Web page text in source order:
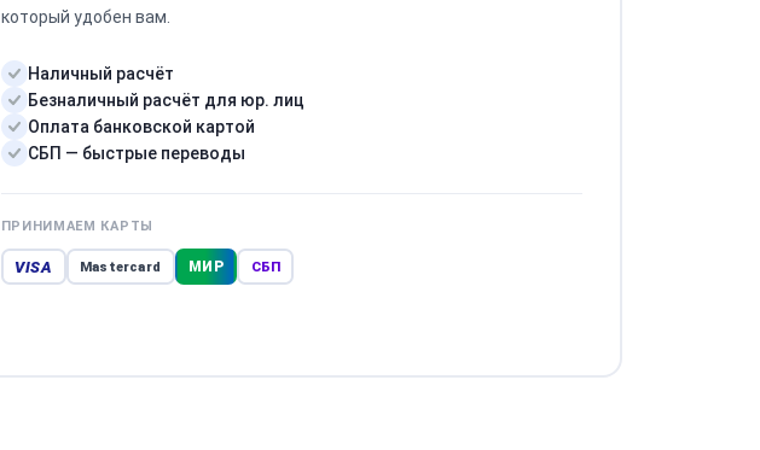
который удобен вам.
Наличный расчёт
Безналичный расчёт для юр. лиц
Оплата банковской картой
СБП — быстрые переводы
ПРИНИМАЕМ КАРТЫ
VISA Mastercard МИР СБП